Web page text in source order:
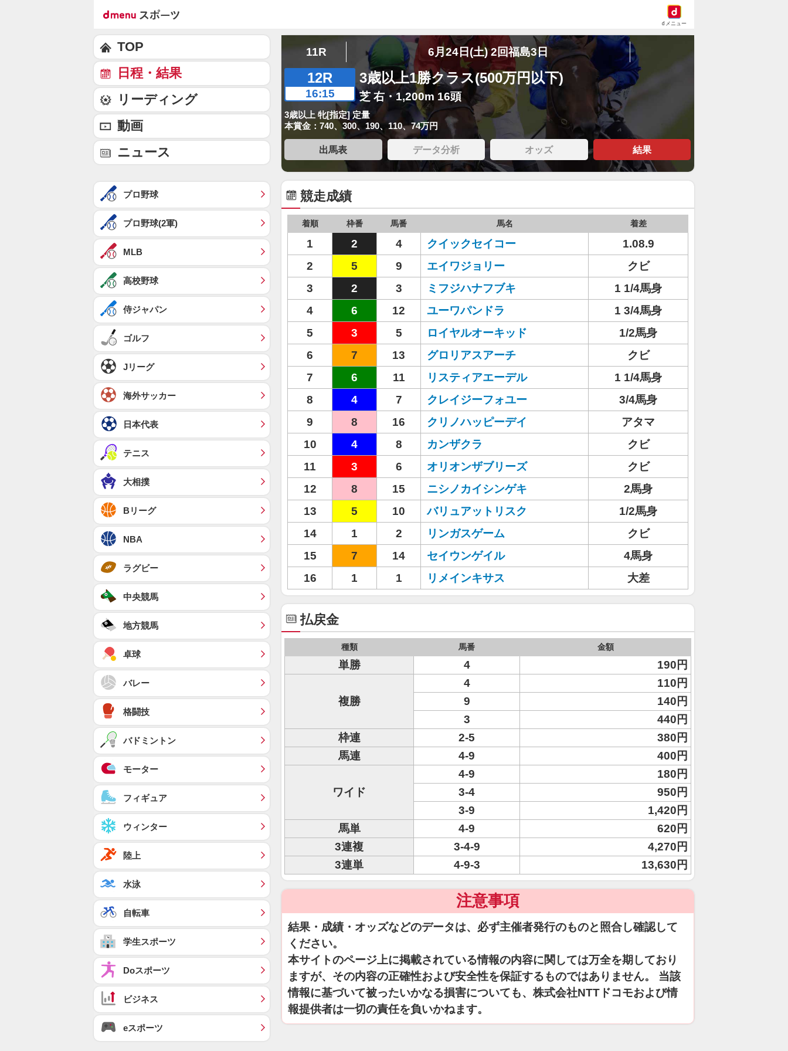
dメニュー
11R 6月24日(土) 2回福島3日
12R
16:15
3歳以上1勝クラス(500万円以下)
芝 右・1,200m 16頭
3歳以上 牝[指定] 定量
本賞金：740、300、190、110、74万円
出馬表 データ分析 オッズ 結果
競走成績
着順 枠番 馬番 馬名 着差
1 2 4 クイックセイコー
1.08.9
2
5 9 エイワジョリー
クビ
3
2 3 ミフジハナフブキ
1 1/4馬身
4
6 12 ユーワパンドラ
1 3/4馬身
5
3 5 ロイヤルオーキッド
1/2馬身
6
7 13 グロリアスアーチ
クビ
7
6 11 リスティアエーデル
1 1/4馬身
8
4 7 クレイジーフォユー
3/4馬身
9
8 16 クリノハッピーデイ
アタマ
10
4 8 カンザクラ
クビ
11
3 6 オリオンザブリーズ
クビ
12
8 15 ニシノカイシンゲキ
2馬身
13
5 10 バリュアットリスク
1/2馬身
14
1 2 リンガスゲーム
クビ
15
7 14 セイウンゲイル
4馬身
16
1 1 リメインキサス 大差
払戻金
種類 馬番 金額
単勝 4 190円
複勝
4
110円
9
140円
3
440円
枠連
2-5
380円
馬連
4-9 400円
ワイド
4-9
180円
3-4
950円
3-9
1,420円
馬単
4-9
620円
3連複
3-4-9
4,270円
3連単
4-9-3 13,630円
注意事項
結果・成績・オッズなどのデータは、必ず主催者発行のものと照合し確認して
ください。
本サイトのページ上に掲載されている情報の内容に関しては万全を期しており
ますが、その内容の正確性および安全性を保証するものではありません。 当該
情報に基づいて被ったいかなる損害についても、株式会社NTTドコモおよび情
報提供者は一切の責任を負いかねます。
TOP
日程・結果
リーディング
動画
ニュース
プロ野球
プロ野球(2軍)
MLB
高校野球
侍ジャパン
ゴルフ
Jリーグ
海外サッカー
日本代表
テニス
大相撲
Bリーグ
NBA
ラグビー
中央競馬
地方競馬
卓球
バレー
格闘技
バドミントン
モーター
フィギュア
ウィンター
陸上
水泳
自転車
学生スポーツ
Doスポーツ
ビジネス
eスポーツ